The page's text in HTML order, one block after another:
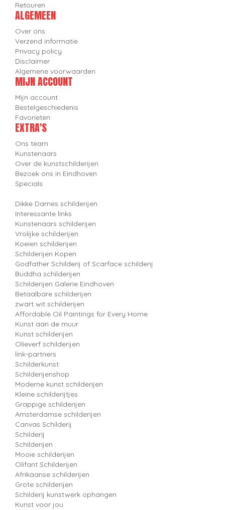
Retouren
ALGEMEEN
Over ons
Verzend informatie
Privacy policy
Disclaimer
Algemene voorwaarden
MIJN ACCOUNT
Mijn account
Bestelgeschiedenis
Favorieten
EXTRA'S
Ons team
Kunstenaars
Over de kunstschilderijen
Bezoek ons in Eindhoven
Specials
Dikke Dames schilderijen
Interessante links
Kunstenaars schilderijen
Vrolijke schilderijen
Koeien schilderijen
Schilderijen Kopen
Godfather Schilderij of Scarface schilderij
Buddha schilderijen
Schilderijen Galerie Eindhoven
Betaalbare schilderijen
zwart wit schilderijen
Affordable Oil Paintings for Every Home
Kunst aan de muur
Kunst schilderijen
Olieverf schilderijen
link-partners
Schilderkunst
Schilderijenshop
Moderne kunst schilderijen
Kleine schilderijtjes
Grappige schilderijen
Amsterdamse schilderijen
Canvas Schilderij
Schilderij
Schilderijen
Mooie schilderijen
Olifant Schilderijen
Afrikaanse schilderijen
Grote schilderijen
Schilderij kunstwerk ophangen
Kunst voor jou